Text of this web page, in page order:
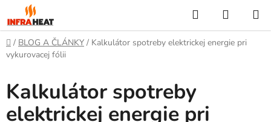
Prejsť
na
obsah
Hľadať
KOŠÍK
Domov
/ BLOG A ČLÁNKY / Kalkulátor spotreby elektrickej energie pri
vykurovacej fólii
Kalkulátor spotreby
elektrickej energie pri